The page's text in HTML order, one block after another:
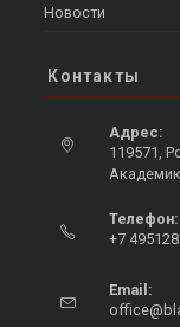
Новости
Контакты
Адрес:
119571,
in
a
tab
Телефон:
+7
in
your
Email: